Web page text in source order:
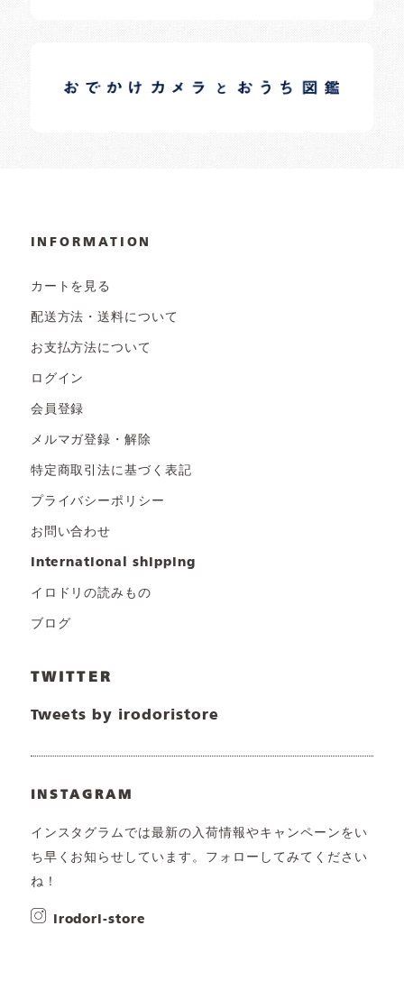
日常の様子など随時更新中です。
INFORMATION
カートを見る
配送方法・送料について
お支払方法について
ログイン
会員登録
メルマガ登録・解除
特定商取引法に基づく表記
プライバシーポリシー
お問い合わせ
international shipping
イロドリの読みもの
ブログ
TWITTER
Tweets by irodoristore
INSTAGRAM
インスタグラムでは最新の入荷情報やキャンペーンをい
ち早くお知らせしています。フォローしてみてください
ね！
irodori-store